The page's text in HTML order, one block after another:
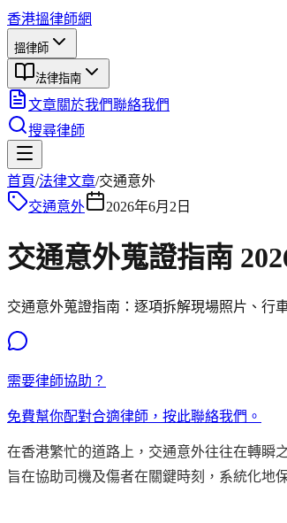
香港搵律師網
搵律師
法律指南
文章關於我們聯絡我們
搜尋律師
首頁/法律文章/交通意外
交通意外
2026年6月2日
交通意外蒐證指南
交通意外蒐證指南：逐項拆解現場照片、行
需要律師協助？
免費幫你配對合適律師，按此聯絡我們。
在香港繁忙的道路上，交通意外往往在轉瞬
旨在協助司機及傷者在關鍵時刻，系統化地